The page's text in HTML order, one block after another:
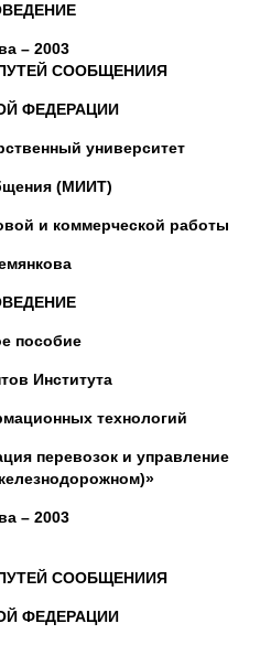
– 2003
СООБЩЕНИИЯ
ФЕДЕРАЦИИ
университет
(МИИТ)
и коммерческой работы
пособие
Института
технологий
перевозок и управление
– 2003
СООБЩЕНИИЯ
ФЕДЕРАЦИИ